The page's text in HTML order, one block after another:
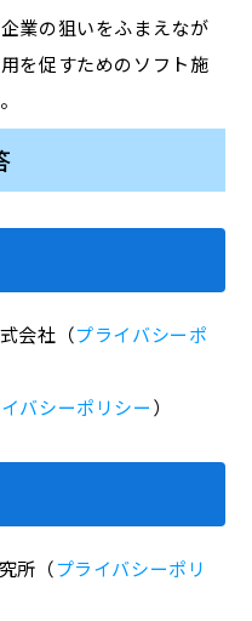
業の狙いをふまえなが
を促すためのソフト施
会社（プライバシーポ
バシーポリシー）
所（プライバシーポリ